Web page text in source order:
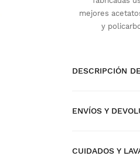
mejores
y
DESCRIPCIÓN
ENVÍOS Y
CUIDADOS Y